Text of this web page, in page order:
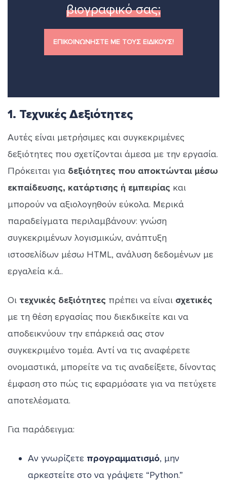
βιογραφικό σας;
ΕΠΙΚΟΙΝΩΝΗΣΤΕ ΜΕ ΤΟΥΣ ΕΙΔΙΚΟΥΣ!
1. Τεχνικές Δεξιότητες
Αυτές είναι μετρήσιμες και συγκεκριμένες
δεξιότητες που σχετίζονται άμεσα με την εργασία.
Πρόκειται για δεξιότητες που αποκτώνται μέσω
εκπαίδευσης, κατάρτισης ή εμπειρίας και
μπορούν να αξιολογηθούν εύκολα. Μερικά
παραδείγματα περιλαμβάνουν: γνώση
συγκεκριμένων λογισμικών, ανάπτυξη
ιστοσελίδων μέσω HTML, ανάλυση δεδομένων με
εργαλεία κ.ά..
Οι τεχνικές δεξιότητες πρέπει να είναι σχετικές
με τη θέση εργασίας που διεκδικείτε και να
αποδεικνύουν την επάρκειά σας στον
συγκεκριμένο τομέα. Αντί να τις αναφέρετε
ονομαστικά, μπορείτε να τις αναδείξετε, δίνοντας
έμφαση στο πώς τις εφαρμόσατε για να πετύχετε
αποτελέσματα.
Για παράδειγμα:
Αν γνωρίζετε προγραμματισμό, μην
αρκεστείτε στο να γράψετε “Python.”